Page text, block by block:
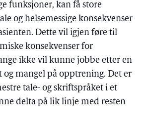
funksjoner, kan få store
og helsemessige konsekvenser
Dette vil igjen føre til
konsekvenser for
ikke vil kunne jobbe etter en
og mangel på opptrening. Det er
tale- og skriftspråket i et
delta på lik linje med resten